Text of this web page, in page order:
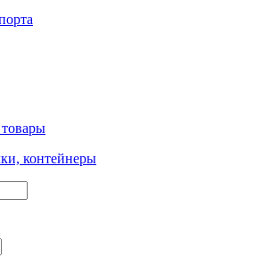
контейнеры